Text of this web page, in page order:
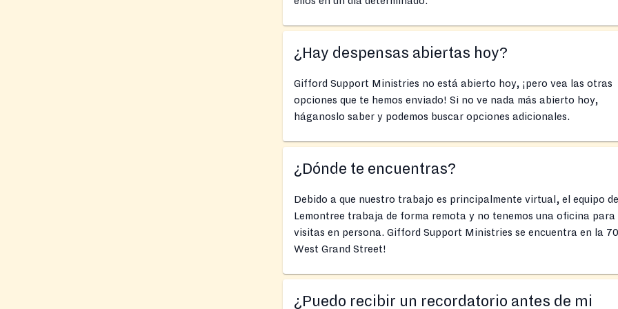
¿Hay despensas abiertas hoy?
Gifford Support Ministries no está abierto hoy, ¡pero vea las otras
opciones que te hemos enviado! Si no ve nada más abierto hoy,
háganoslo saber y podemos buscar opciones adicionales.
¿Dónde te encuentras?
Debido a que nuestro trabajo es principalmente virtual, el equipo de
Lemontree trabaja de forma remota y no tenemos una oficina para
visitas en persona. Gifford Support Ministries se encuentra en la 70
West Grand Street!
¿Puedo recibir un recordatorio antes de mi